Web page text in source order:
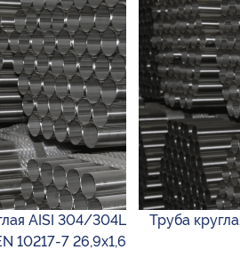
AISI 304/304L
10217-7 26,9х1,6
Труба